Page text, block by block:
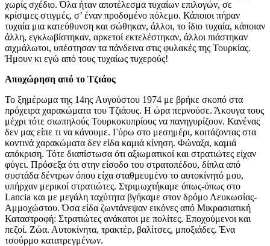
χωρίς σχέδιο. Όλα ήταν αποτέλεσμα τυχαίων επιλογών, σε
κρίσιμες στιγμές, σ’ έναν προδομένο πόλεμο. Κάποιοι πήραν
τυχαία μια κατεύθυνση και σώθηκαν, άλλοι, το ίδιο τυχαία, κάποιαν
άλλη, εγκλωβίστηκαν, αρκετοί εκτελέστηκαν, άλλοι πιάστηκαν
αιχμάλωτοι, υπέστησαν τα πάνδεινα στις φυλακές της Τουρκίας.
Ήμουν κι εγώ από τους τυχαίως τυχερούς!
Αποχώρηση από το Τζιάος
Το ξημέρωμα της 14ης Αυγούστου 1974 με βρήκε σκοπό στα
πρόχειρα χαρακώματα του Τζιάους. Η ώρα περνούσε. Άκουγα τους
μέχρι τότε σιωπηλούς Τουρκοκυπρίους να πανηγυρίζουν. Κανένας
δεν μας είπε τι να κάνουμε. Γύρω στο μεσημέρι, κοιτάζοντας στα
κοντινά χαρακώματα δεν είδα καμιά κίνηση. Φώναξα, καμιά
απόκριση. Τότε διαπίστωσα ότι αξιωματικοί και στρατιώτες είχαν
φύγει. Πρόσεξα ότι στην είσοδο του στρατοπέδου, δίπλα από
συστάδα δέντρων όπου είχα σταθμευμένο το αυτοκίνητό μου,
υπήρχαν μερικοί στρατιώτες. Στριμωχτήκαμε όπως-όπως στο
Lancia και με μεγάλη ταχύτητα βγήκαμε στον δρόμο Λευκωσίας-
Αμμοχώστου. Όσα είδα ζωντάνεψαν εικόνες από Μικρασιατική
Καταστροφή: Στρατιώτες ανάκατοι με πολίτες. Εποχούμενοι και
πεζοί. Ζώα. Αυτοκίνητα, τρακτέρ, βαλίτσες, μποξιάδες. Ένα
τσούρμο κατατρεγμένων.